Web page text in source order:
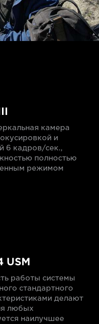
камера
и
6 кадров/сек.,
полностью
режимом
USM
работы системы
стандартного
делают
любых
наилучшее